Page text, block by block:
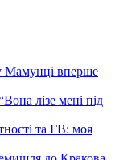
Мамунці вперше
лізе мені під
та ГВ: моя